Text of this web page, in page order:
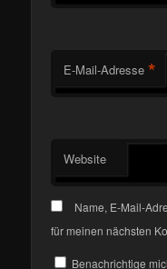
E-Mail-Adresse *
Website
Name, E-Mail-
für meinen nächsten
Benachrichtige